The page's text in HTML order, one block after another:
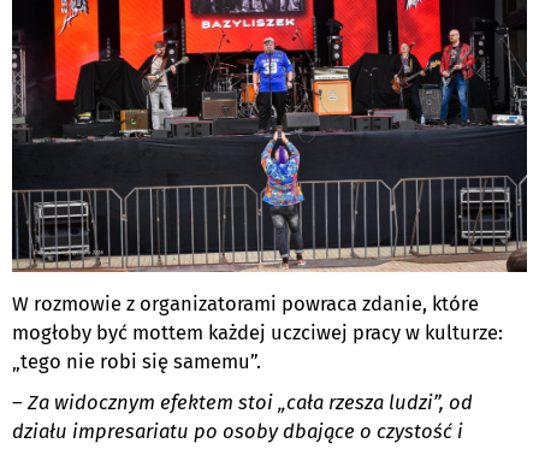
W rozmowie z organizatorami powraca zdanie, które
mogłoby być mottem każdej uczciwej pracy w kulturze:
„tego nie robi się samemu”.
– Za widocznym efektem stoi „cała rzesza ludzi”, od
działu impresariatu po osoby dbające o czystość i